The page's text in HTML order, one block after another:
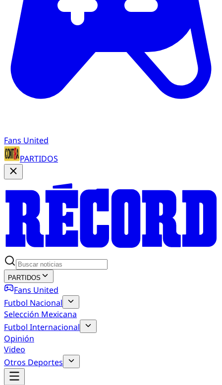
Fans United
PARTIDOS
PARTIDOS
Fans United
Futbol Nacional
Selección Mexicana
Futbol Internacional
Opinión
Video
Otros Deportes